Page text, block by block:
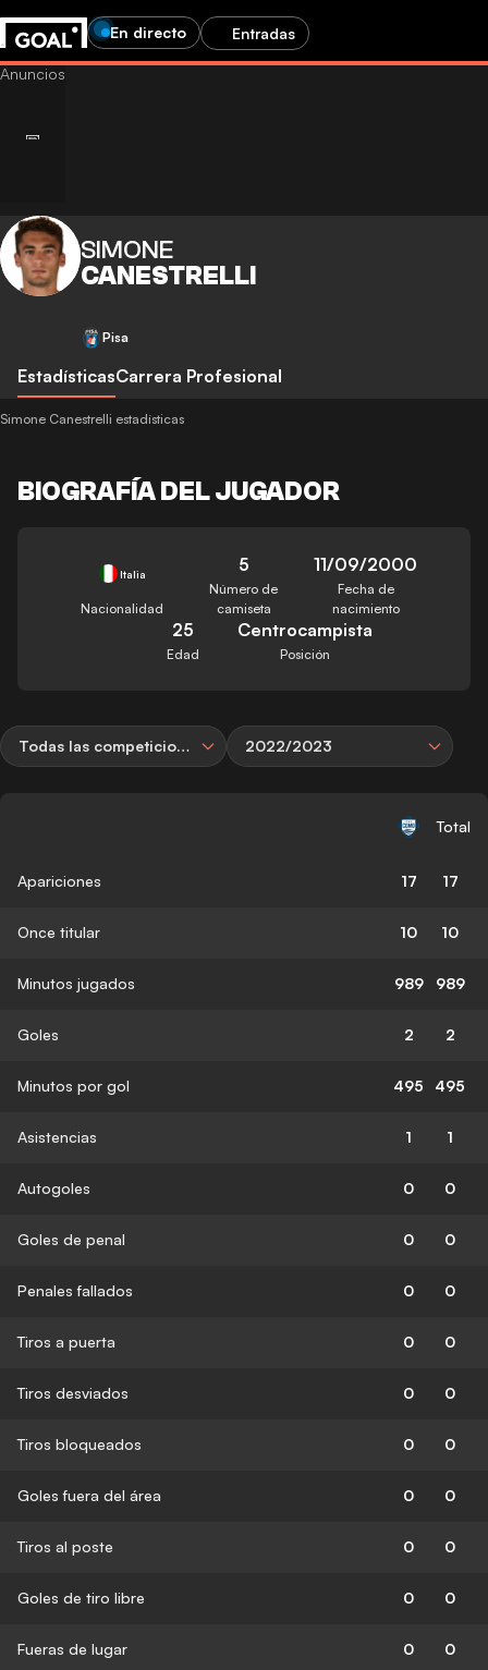
En directo Entradas
SIMONE
CANESTRELLI
Pisa
EstadísticasCarrera Profesional
Simone Canestrelli estadísticas
BIOGRAFÍA DEL JUGADOR
Italia
Nacionalidad
5
Número de
camiseta
11/09/2000
Fecha de
nacimiento
25
Edad
Centrocampista
Posición
Todas las competiciones 2022/2023
Total
Apariciones 17 17
Once titular 10 10
Minutos jugados 989 989
Goles 2 2
Minutos por gol 495 495
Asistencias 1 1
Autogoles 0 0
Goles de penal 0 0
Penales fallados 0 0
Tiros a puerta 0 0
Tiros desviados 0 0
Tiros bloqueados 0 0
Goles fuera del área 0 0
Tiros al poste 0 0
Goles de tiro libre 0 0
Fueras de lugar 0 0